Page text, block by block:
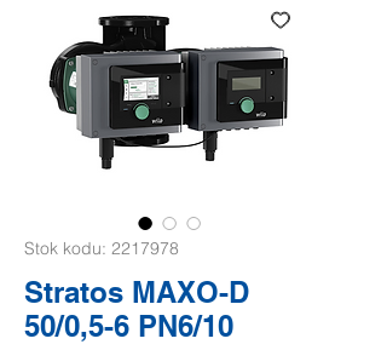
Stok kodu: 2217978
Stratos MAXO-D
50/0,5-6 PN6/10